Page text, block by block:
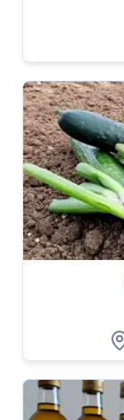
Dégustation
Dégustation